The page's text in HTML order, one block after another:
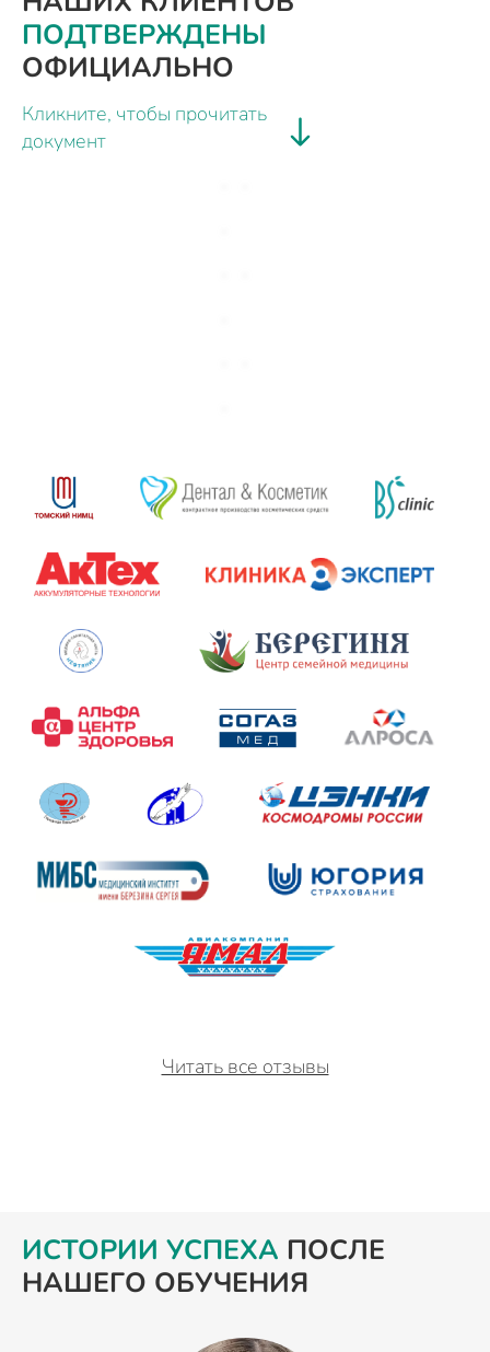
ПОДТВЕРЖДЕНЫ
ОФИЦИАЛЬНО
Кликните, чтобы прочитать
документ
Читать все отзывы
ИСТОРИИ УСПЕХА ПОСЛЕ
НАШЕГО ОБУЧЕНИЯ